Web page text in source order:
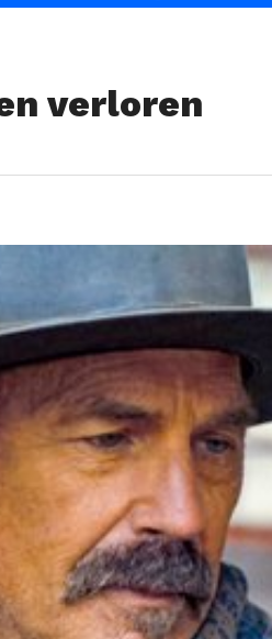
verloren